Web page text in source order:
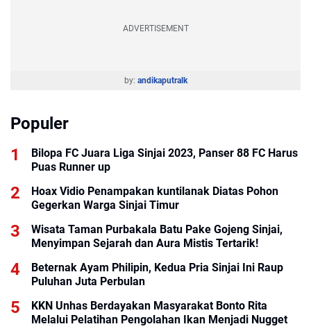
ADVERTISEMENT
by: andikaputralk
Populer
Bilopa FC Juara Liga Sinjai 2023, Panser 88 FC Harus
Puas Runner up
Hoax Vidio Penampakan kuntilanak Diatas Pohon
Gegerkan Warga Sinjai Timur
Wisata Taman Purbakala Batu Pake Gojeng Sinjai,
Menyimpan Sejarah dan Aura Mistis Tertarik!
Beternak Ayam Philipin, Kedua Pria Sinjai Ini Raup
Puluhan Juta Perbulan
KKN Unhas Berdayakan Masyarakat Bonto Rita
Melalui Pelatihan Pengolahan Ikan Menjadi Nugget